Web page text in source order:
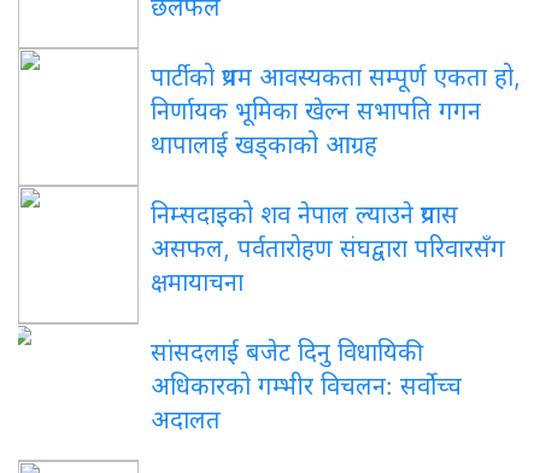
छलफल
पार्टीको प्रथम आवस्यकता सम्पूर्ण एकता हो,
निर्णायक भूमिका खेल्न सभापति गगन
थापालाई खड्काको आग्रह
निम्सदाइको शव नेपाल ल्याउने प्रयास
असफल, पर्वतारोहण संघद्वारा परिवारसँग
क्षमायाचना
सांसदलाई बजेट दिनु विधायिकी
अधिकारको गम्भीर विचलन: सर्वोच्च
अदालत